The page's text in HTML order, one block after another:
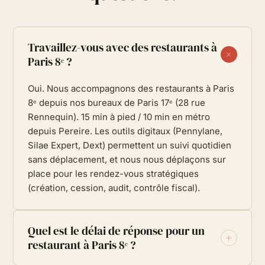
Travaillez-vous avec des restaurants à
Paris 8ᵉ ?
+
Oui. Nous accompagnons des restaurants à Paris
8ᵉ depuis nos bureaux de Paris 17ᵉ (28 rue
Rennequin). 15 min à pied / 10 min en métro
depuis Pereire. Les outils digitaux (Pennylane,
Silae Expert, Dext) permettent un suivi quotidien
sans déplacement, et nous nous déplaçons sur
place pour les rendez-vous stratégiques
(création, cession, audit, contrôle fiscal).
Quel est le délai de réponse pour un
restaurant à Paris 8ᵉ ?
+